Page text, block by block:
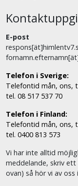
E-post
Telefon i Sverige:
Telefontid mån, ons,
tel. 08 517 537 70
Telefon i Finland:
Telefontid mån, ons,
tel. 0400 813 573
Vi har inte alltid
meddelande, skriv
ovan) så hör vi av